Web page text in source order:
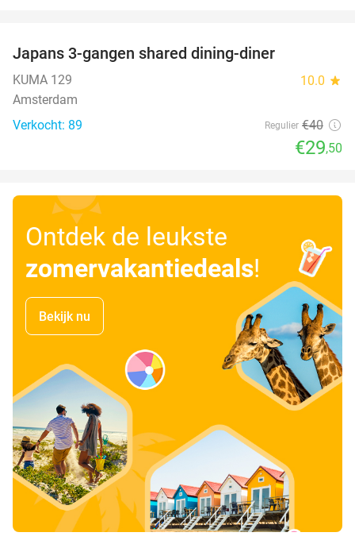
Japans 3-gangen shared dining-diner
KUMA 129 10.0 star
Amsterdam
Verkocht: 89
Regulier €40
€29,50
Ontdek de leukste
zomervakantiedeals!
Bekijk nu